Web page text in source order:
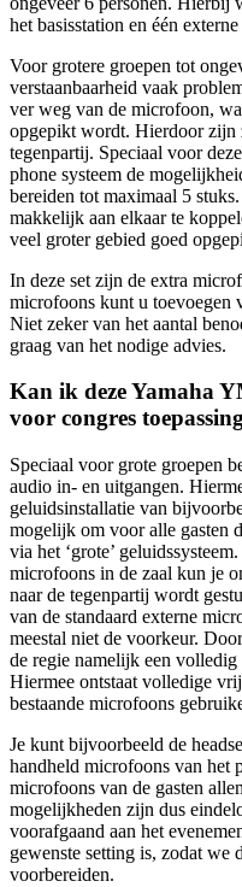
het basisstation en één
Voor grotere groepen tot
verstaanbaarheid vaak
ver weg van de microfoon,
opgepikt wordt. Hierdoor zijn
tegenpartij. Speciaal voor
phone systeem de
bereiden tot maximaal 5
makkelijk aan elkaar te
veel groter gebied goed
In deze set zijn de extra
microfoons kunt u toevoegen
Niet zeker van het aantal
graag van het nodige advies.
Kan ik deze Yamaha
voor congres
Speciaal voor grote groepen
audio in- en uitgangen.
geluidsinstallatie van
mogelijk om voor alle gasten
via het ‘grote’
microfoons in de zaal kun je
naar de tegenpartij wordt
van de standaard externe
meestal niet de voorkeur.
de regie namelijk een volledig
Hiermee ontstaat volledige
bestaande microfoons
Je kunt bijvoorbeeld de
handheld microfoons van het
microfoons van de gasten
mogelijkheden zijn dus
voorafgaand aan het
gewenste setting is, zodat we
voorbereiden.